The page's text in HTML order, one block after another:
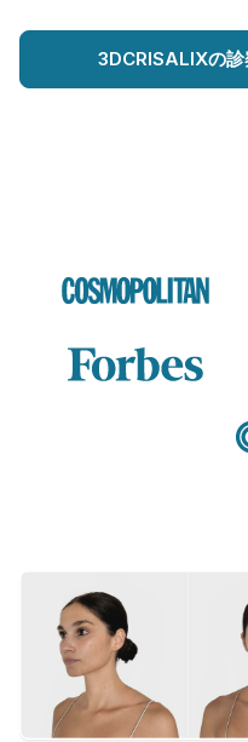
3DCRISALIXの診